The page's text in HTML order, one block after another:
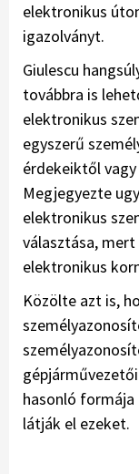
elektronikus
igazolványt.
Giulescu
továbbra is
elektronikus
egyszerű
érdekeiktől
Megjegyezte
elektronikus
választása, mert
elektronikus
Közölte azt is,
hasonló formája
látják el ezeket.